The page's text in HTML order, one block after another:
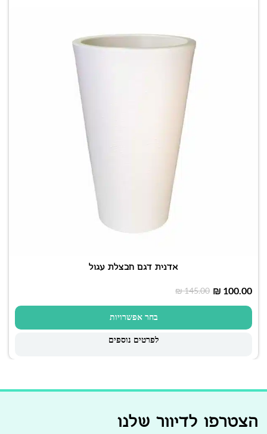
אדנית דגם חבצלת עגול
₪145.00 ₪ 100.00
בחר אפשרויות
לפרטים נוספים
הצטרפו לדיוור שלנו